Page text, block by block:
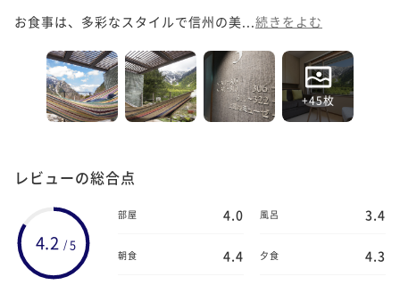
お食事は、多彩なスタイルで信州の美... 続きをよむ
+45枚
レビューの総合点
4.2 /5
部屋 4.0 風呂 3.4
朝食 4.4 夕食 4.3